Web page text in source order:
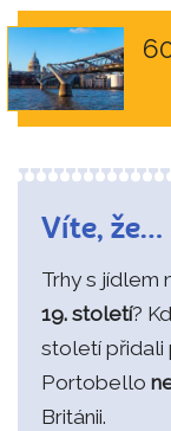
Víte, že…
Trhy s jídlem
19. století?
století přidali
Portobello
Británii.